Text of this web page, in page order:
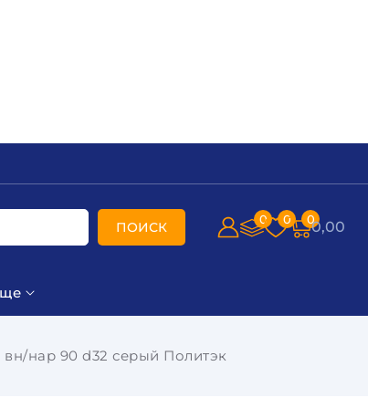
ПОИСК 0 0 00,00
нар 90 d32 серый Политэк